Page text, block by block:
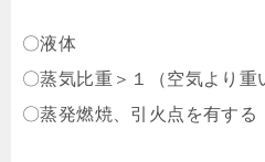
〇液体
〇蒸気比重＞１（空気より重
〇蒸発燃焼、引火点を有する